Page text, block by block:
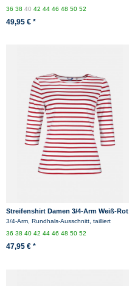
363840424446485052
49,95 € *
Streifenshirt Damen 3/4-Arm Weiß-Rot
Gestreift Ringelshirt
3/4-Arm, Rundhals-Ausschnitt, tailliert
363840424446485052
47,95 € *